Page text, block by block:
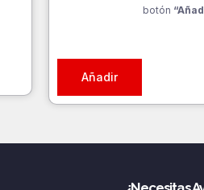
botón
Añadir